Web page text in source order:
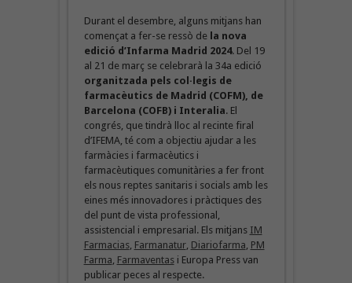
Durant el desembre, alguns mitjans han
començat a fer-se ressò de la nova
edició d’Infarma Madrid 2024. Del 19
al 21 de març se celebrarà la 34a edició
organitzada pels col·legis de
farmacèutics de Madrid (COFM), de
Barcelona (COFB) i Interalia. El
congrés, que tindrà lloc al recinte firal
d’IFEMA, té com a objectiu ajudar a les
farmàcies i farmacèutics i
farmacèutiques comunitàries a fer front
els nous reptes sanitaris i socials amb les
eines més innovadores i pràctiques des
del punt de vista professional,
assistencial i empresarial. Els mitjans IM
Farmacias, Farmanatur, Diariofarma PM
Farma Farmaventasi Europa Press van
publicar peces al respecte.